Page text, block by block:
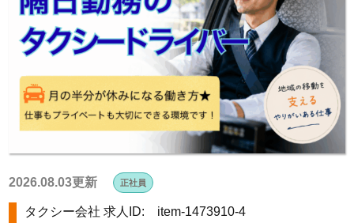
2026.08.03更新 正社員
タクシー会社 求人ID: item-1473910-4
c
e
b
o
n
e